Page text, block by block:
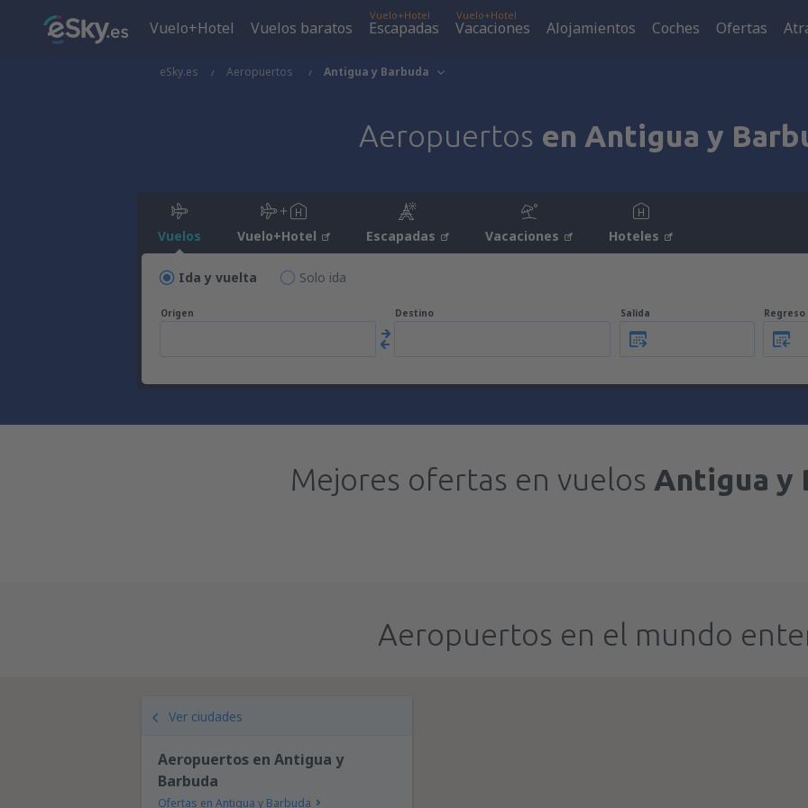
Vuelo+Hotel Vuelos baratos
Vuelo+Hotel
Escapadas
Vuelo+Hotel
Vacaciones Alojamientos Coches Ofertas
eSky.es Aeropuertos Antigua y Barbuda
Aeropuertos en Antigua y
Vuelos Vuelo+Hotel Escapadas Vacaciones Hoteles
Ida y vuelta Solo ida
Origen Destino Salida Regreso
Mejores ofertas en vuelos Antigua y
Aeropuertos en el mundo
Ver ciudades
Aeropuertos en Antigua y
Barbuda
Ofertas en Antigua y Barbuda